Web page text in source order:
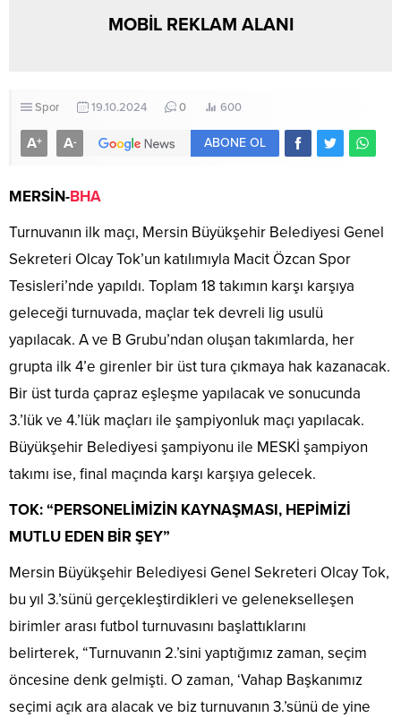
MOBİL REKLAM ALANI
Spor 19.10.2024 0 600
A+ A- ABONE OL
MERSİN-BHA
Turnuvanın ilk maçı, Mersin Büyükşehir Belediyesi Genel
Sekreteri Olcay Tok’un katılımıyla Macit Özcan Spor
Tesisleri’nde yapıldı. Toplam 18 takımın karşı karşıya
geleceği turnuvada, maçlar tek devreli lig usulü
yapılacak. A ve B Grubu’ndan oluşan takımlarda, her
grupta ilk 4’e girenler bir üst tura çıkmaya hak kazanacak.
Bir üst turda çapraz eşleşme yapılacak ve sonucunda
3.’lük ve 4.’lük maçları ile şampiyonluk maçı yapılacak.
Büyükşehir Belediyesi şampiyonu ile MESKİ şampiyon
takımı ise, final maçında karşı karşıya gelecek.
TOK: “PERSONELİMİZİN KAYNAŞMASI, HEPİMİZİ
MUTLU EDEN BİR ŞEY”
Mersin Büyükşehir Belediyesi Genel Sekreteri Olcay Tok,
bu yıl 3.’sünü gerçekleştirdikleri ve gelenekselleşen
birimler arası futbol turnuvasını başlattıklarını
belirterek, “Turnuvanın 2.’sini yaptığımız zaman, seçim
öncesine denk gelmişti. O zaman, ‘Vahap Başkanımız
seçimi açık ara alacak ve biz turnuvanın 3.’sünü de yine